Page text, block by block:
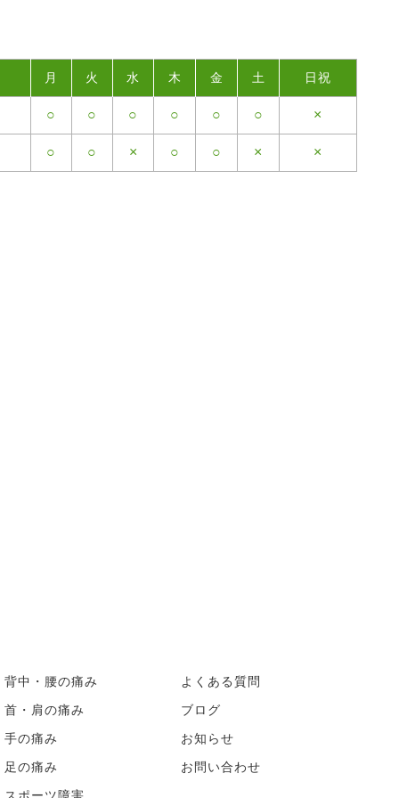
月 火 水 木 金 土 日祝
○ ○ ○ ○ ○ ○ ×
○ ○ × ○ ○ × ×
背中・腰の痛み
首・肩の痛み
手の痛み
足の痛み
よくある質問
ブログ
お知らせ
お問い合わせ